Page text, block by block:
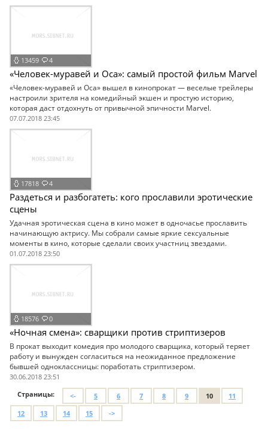
13459 4
«Человек-муравей и Оса»: самый простой фильм Marvel
«Человек-муравей и Оса» вышел в кинопрокат — веселые трейлеры
настроили зрителя на комедийный экшен и простую историю,
которая даст отдохнуть от привычной эпичности Marvel.
07.07.2018 23:45
17818 4
Раздеться и разбогатеть: кого прославили эротические
сцены
Удачная эротическая сцена в кино может в одночасье прославить
начинающую актрису. Мы собрали самые яркие сексуальные
моменты в кино, которые сделали своих участниц звездами.
01.07.2018 23:50
18576 0
«Ночная смена»: сварщики против стриптизеров
В прокат выходит комедия про молодого сварщика, который теряет
работу и вынужден согласиться на неожиданное предложение
бывшей одноклассницы: поработать стриптизером.
30.06.2018 23:51
Страницы:
<- 5 6 7 8 9 10
11
12
13 14 15 ->